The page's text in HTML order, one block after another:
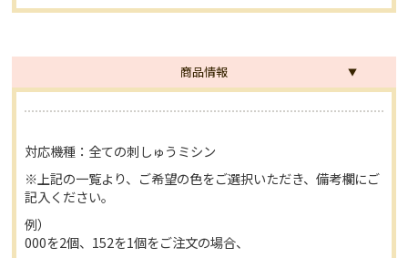
商品情報
対応機種：全ての刺しゅうミシン
※上記の一覧より、ご希望の色をご選択いただき、備考欄にご
記入ください。
例）
000を2個、152を1個をご注文の場合、